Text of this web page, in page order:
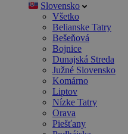
Slovensko
Všetko
Belianske Tatry
Bešeňová
Bojnice
Dunajská Streda
Južné Slovensko
Komárno
Liptov
Nízke Tatry
Orava
Piešťany